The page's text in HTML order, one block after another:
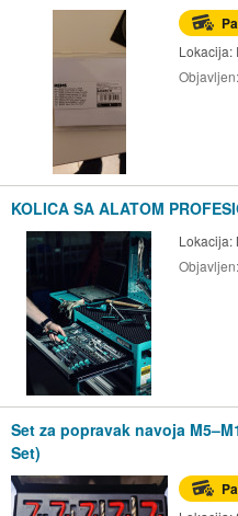
Lokacija:
Objavljen:
KOLICA SA ALATOM
Lokacija:
Objavljen:
Set za popravak navoja
Set)